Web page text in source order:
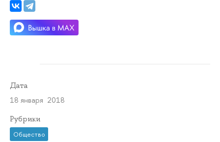
Дата
18 января 2018
Рубрики
Общество